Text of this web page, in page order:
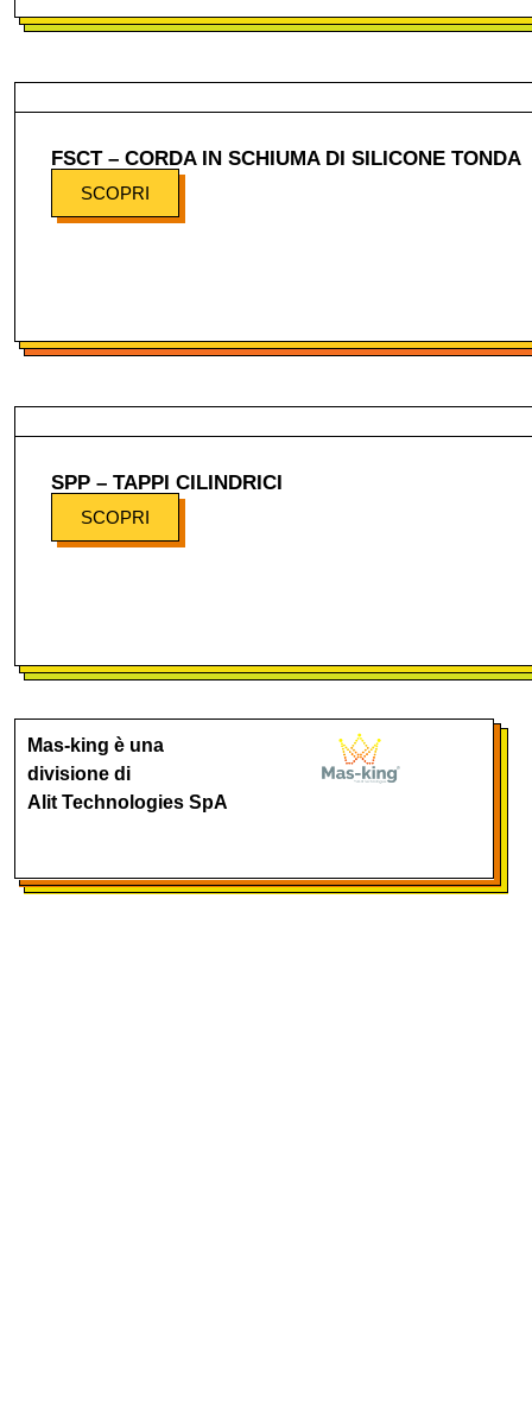
FSCT – CORDA IN SCHIUMA DI SILICONE TONDA
SCOPRI
SPP – TAPPI CILINDRICI
SCOPRI
Mas-king è una
divisione di
Alit Technologies SpA